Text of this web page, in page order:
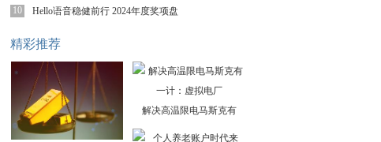
10
Hello语音稳健前行 2024年度奖项盘
精彩推荐
解决高温限电马斯克有